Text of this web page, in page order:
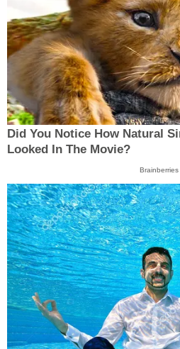
Did You Notice How Natural
Looked In The Movie?
Brainberries